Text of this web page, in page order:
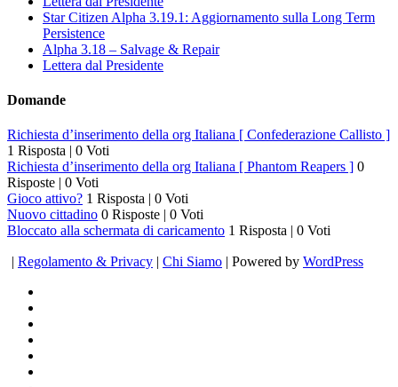
Star Citizen Alpha 3.19.1: Aggiornamento sulla Long Term
Persistence
Alpha 3.18 – Salvage & Repair
Lettera dal Presidente
Domande
Richiesta d’inserimento della org Italiana [ Confederazione Callisto ]
1 Risposta | 0 Voti
Richiesta d’inserimento della org Italiana [ Phantom Reapers ] 0
Risposte | 0 Voti
Gioco attivo? 1 Risposta | 0 Voti
Nuovo cittadino 0 Risposte | 0 Voti
Bloccato alla schermata di caricamento 1 Risposta | 0 Voti
| Regolamento & Privacy | Chi Siamo | Powered by WordPress